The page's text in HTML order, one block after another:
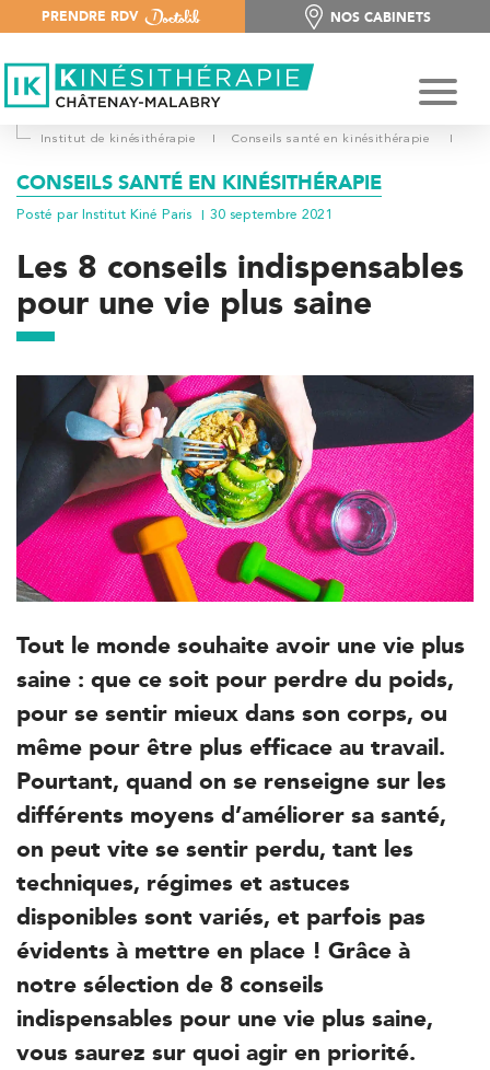
PRENDRE RDV
NOS CABINETS
NOS CABINETS
Institut de kinésithérapie I Conseils santé en kinésithérapie I
CONSEILS SANTÉ EN KINÉSITHÉRAPIE
Posté par Institut Kiné Paris 30 septembre 2021
Les 8 conseils indispensables
pour une vie plus saine
Tout le monde souhaite avoir une vie plus
saine : que ce soit pour perdre du poids,
pour se sentir mieux dans son corps, ou
même pour être plus efficace au travail.
Pourtant, quand on se renseigne sur les
différents moyens d’améliorer sa santé,
on peut vite se sentir perdu, tant les
techniques, régimes et astuces
disponibles sont variés, et parfois pas
évidents à mettre en place ! Grâce à
notre sélection de 8 conseils
indispensables pour une vie plus saine,
vous saurez sur quoi agir en priorité.